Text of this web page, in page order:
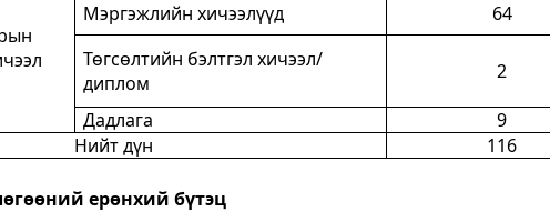
Мэргэжлийн хичээлүүд
64
Төгсөлтийн бэлтгэл хичээл/
диплом
2
Дадлага
9
Нийт дүн
116
ерөнхий бүтэц